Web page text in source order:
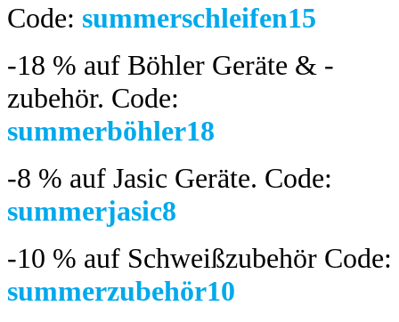
Code: summerschleifen15
-18 % auf Böhler Geräte & -
zubehör. Code:
summerböhler18
-8 % auf Jasic Geräte. Code:
summerjasic8
-10 % auf Schweißzubehör Code:
summerzubehör10